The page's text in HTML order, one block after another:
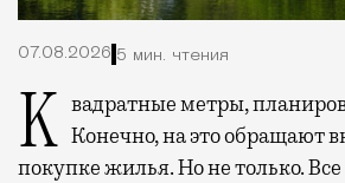
07.08.2026 5 мин. чтения
Квадратные метры, планировки, вид из окон. Конечно, на это обращают
покупке жилья. Но не только.